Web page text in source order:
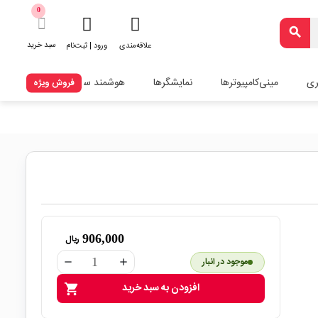
search
علاقه‌مندی ورود | ثبت‌نام
0
سبد خرید
مینی‌کامپیوترها نمایشگرها هوشمند سازیفروش ویژه
906,000 ریال
remove add موجود در انبار
shopping_cart افزودن به سبد خرید